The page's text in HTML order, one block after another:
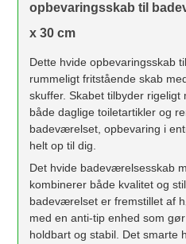
opbevaringsskab til
x 30 cm
Dette hvide opbevaringsskab
rummeligt fritstående skab
skuffer. Skabet tilbyder
både daglige toiletartikler og
badeværelset, opbevaring i
helt op til dig.
Det hvide badeværelsesskab
kombinerer både kvalitet og
badeværelset er fremstillet af
med en anti-tip enhed som
holdbart og stabil. Det smarte